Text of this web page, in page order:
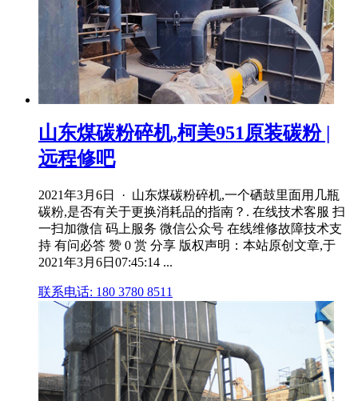
山东煤碳粉碎机,柯美951原装碳粉 |
远程修吧
2021年3月6日 · 山东煤碳粉碎机,一个硒鼓里面用几瓶
碳粉,是否有关于更换消耗品的指南？. 在线技术客服 扫
一扫加微信 码上服务 微信公众号 在线维修故障技术支
持 有问必答 赞 0 赏 分享 版权声明：本站原创文章,于
2021年3月6日07:45:14 ...
联系电话: 180 3780 8511